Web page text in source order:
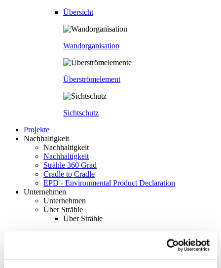
Übersicht
Wandorganisation
Überströmelement
Sichtschutz
Projekte
Nachhaltigkeit
Nachhaltigkeit
Nachhaltigkeit
Strähle 360 Grad
Cradle to Cradle
EPD - Environmental Product Declaration
Unternehmen
Unternehmen
Über Strähle
Über Strähle